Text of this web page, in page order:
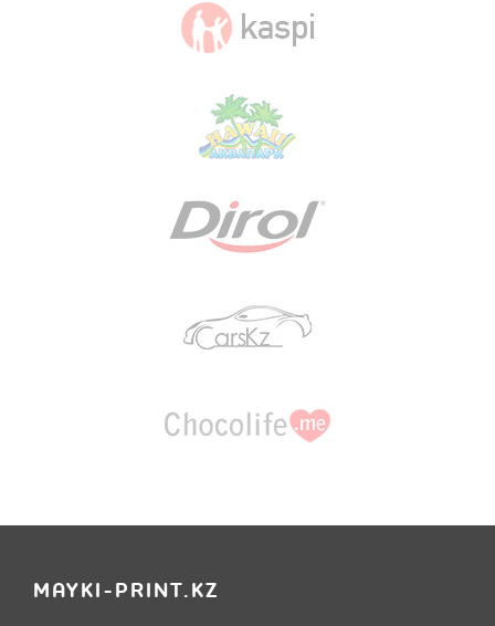
MAYKI-PRINT.KZ